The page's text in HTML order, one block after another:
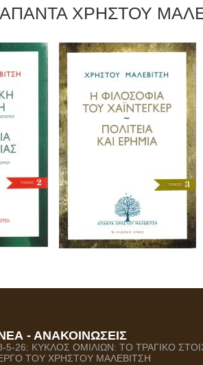
ΑΠΑΝΤΑ ΧΡΗΣΤΟΥ
- ΑΝΑΚΟΙΝΩΣΕΙΣ
5-26: ΚΥΚΛΟΣ ΟΜΙΛΙΩΝ: ΤΟ ΤΡΑΓΙΚΟ
ΤΟΥ ΧΡΗΣΤΟΥ ΜΑΛΕΒΙΤΣΗ